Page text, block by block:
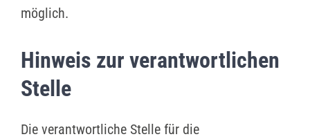
möglich.
Hinweis zur verantwortlichen
Stelle
Die verantwortliche Stelle für die